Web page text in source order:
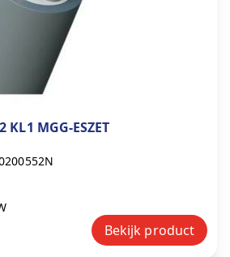
KL1 MGG-ESZET
Bekijk product